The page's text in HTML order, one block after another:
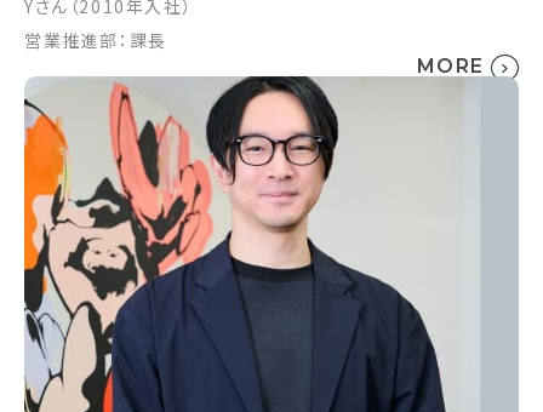
Yさん（2010年入社）
営業推進部：課長
MORE